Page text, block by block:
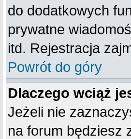
do dodatkowych
prywatne
itd. Rejestracja
Powrót do góry
Dlaczego wciąż
Jeżeli nie
na forum będziesz